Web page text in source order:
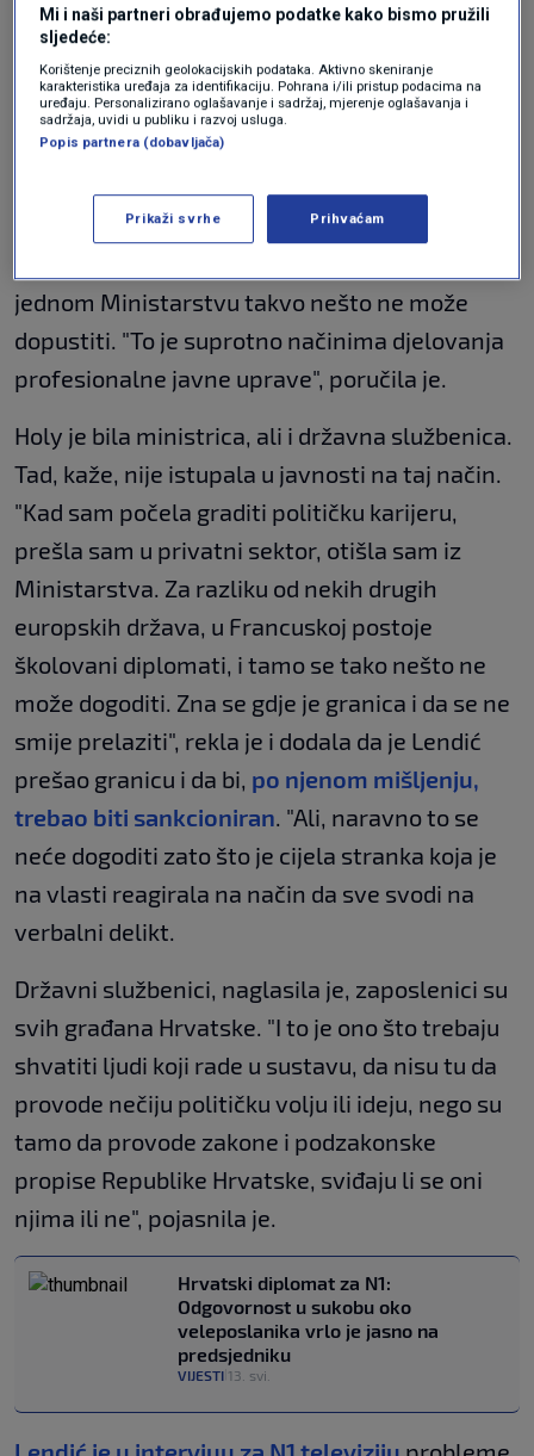
vanjskih poslova", kazala je.
Miljenić o Lendiću: Prisustvo mu nije
uskraćeno kao državnom službeniku,
već kao političaru
VIJESTI
Holy je navela da možda možemo i razumjeti te
jednom Ministarstvu takvo nešto ne može
dopustiti. "To je suprotno načinima djelovanja
profesionalne javne uprave", poručila je.
Holy je bila ministrica, ali i državna službenica.
Tad, kaže, nije istupala u javnosti na taj način.
"Kad sam počela graditi političku karijeru,
prešla sam u privatni sektor, otišla sam iz
Ministarstva. Za razliku od nekih drugih
europskih država, u Francuskoj postoje
školovani diplomati, i tamo se tako nešto ne
može dogoditi. Zna se gdje je granica i da se ne
smije prelaziti", rekla je i dodala da je Lendić
prešao granicu i da bi, po njenom mišljenju,
trebao biti sankcioniran. "Ali, naravno to se
neće dogoditi zato što je cijela stranka koja je
na vlasti reagirala na način da sve svodi na
verbalni delikt.
Državni službenici, naglasila je, zaposlenici su
svih građana Hrvatske. "I to je ono što trebaju
shvatiti ljudi koji rade u sustavu, da nisu tu da
provode nečiju političku volju ili ideju, nego su
tamo da provode zakone i podzakonske
propise Republike Hrvatske, sviđaju li se oni
njima ili ne", pojasnila je.
Hrvatski diplomat za N1:
Odgovornost u sukobu oko
veleposlanika vrlo je jasno na
predsjedniku
VIJESTI 13. svi.
Mi i naši partneri obrađujemo podatke kako bismo pružili
sljedeće:
Korištenje preciznih geolokacijskih podataka. Aktivno skeniranje
karakteristika uređaja za identifikaciju. Pohrana i/ili pristup podacima na
uređaju. Personalizirano oglašavanje i sadržaj, mjerenje oglašavanja i
sadržaja, uvidi u publiku i razvoj usluga.
Popis partnera (dobavljača)
Prikaži svrhe Prihvaćam